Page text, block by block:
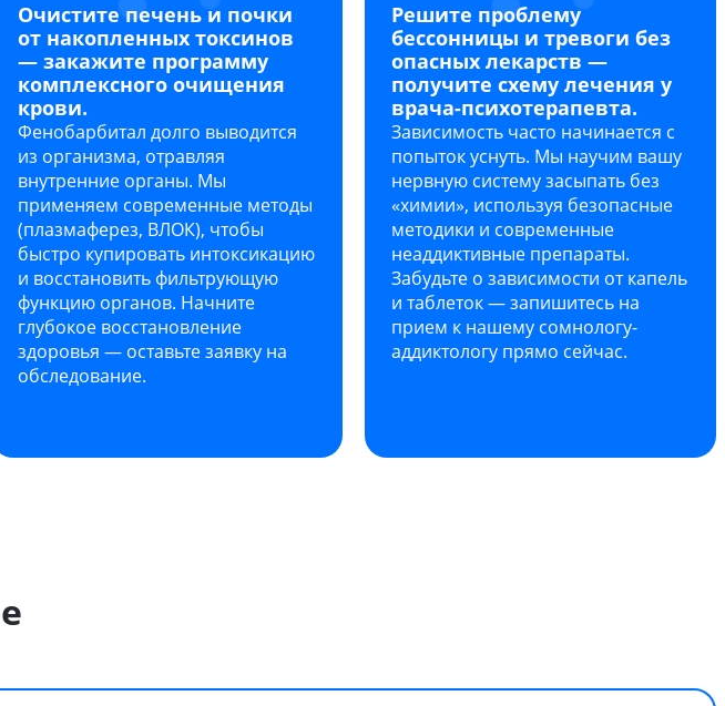
Очистите печень и почки
от накопленных токсинов
— закажите программу
комплексного очищения
крови.
Фенобарбитал долго выводится
из организма, отравляя
внутренние органы. Мы
применяем современные методы
(плазмаферез, ВЛОК), чтобы
быстро купировать интоксикацию
и восстановить фильтрующую
функцию органов. Начните
глубокое восстановление
здоровья — оставьте заявку на
обследование.
Решите проблему
бессонницы и тревоги без
опасных лекарств —
получите схему лечения у
врача-психотерапевта.
Зависимость часто начинается с
попыток уснуть. Мы научим вашу
нервную систему засыпать без
«химии», используя безопасные
методики и современные
неаддиктивные препараты.
Забудьте о зависимости от капель
и таблеток — запишитесь на
прием к нашему сомнологу-
аддиктологу прямо сейчас.